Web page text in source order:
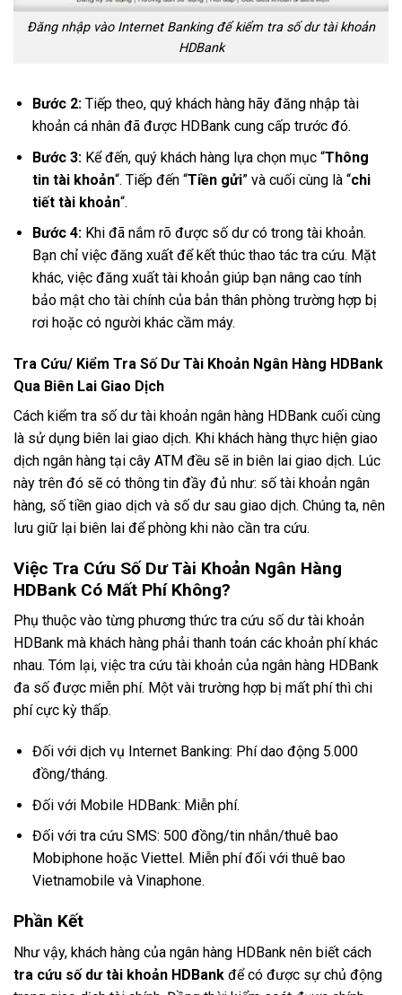
Đăng nhập vào Internet Banking để kiểm tra số dư tài khoản
HDBank
Bước 2:Tiếp theo, quý khách hàng hãy đăng nhập tài
khoản cá nhân đã được HDBank cung cấp trước đó.
Bước 3:Kể đến, quý khách hàng lựa chọn mục “Thông
tin tài khoản“. Tiếp đến “Tiền gửi” và cuối cùng là “chi
tiết tài khoản“.
Bước 4:Khi đã nắm rõ được số dư có trong tài khoản.
Bạn chỉ việc đăng xuất để kết thúc thao tác tra cứu. Mặt
khác, việc đăng xuất tài khoản giúp bạn nâng cao tính
bảo mật cho tài chính của bản thân phòng trường hợp bị
rơi hoặc có người khác cầm máy.
Tra Cứu/ Kiểm Tra Số Dư Tài Khoản Ngân Hàng HDBank
Qua Biên Lai Giao Dịch
Cách kiểm tra số dư tài khoản ngân hàng HDBank cuối cùng
là sử dụng biên lai giao dịch. Khi khách hàng thực hiện giao
dịch ngân hàng tại cây ATM đều sẽ in biên lai giao dịch. Lúc
này trên đó sẽ có thông tin đầy đủ như: số tài khoản ngân
hàng, số tiền giao dịch và số dư sau giao dịch. Chúng ta, nên
lưu giữ lại biên lai để phòng khi nào cần tra cứu.
Việc Tra Cứu Số Dư Tài Khoản Ngân Hàng
HDBank Có Mất Phí Không?
Phụ thuộc vào từng phương thức tra cứu số dư tài khoản
HDBank mà khách hàng phải thanh toán các khoản phí khác
nhau. Tóm lại, việc tra cứu tài khoản của ngân hàng HDBank
đa số được miễn phí. Một vài trường hợp bị mất phí thì chi
phí cực kỳ thấp.
Đối với dịch vụ Internet Banking: Phí dao động 5.000
đồng/tháng.
Đối với Mobile HDBank: Miễn phí.
Đối với tra cứu SMS: 500 đồng/tin nhắn/thuê bao
Mobiphone hoặc Viettel. Miễn phí đối với thuê bao
Vietnamobile và Vinaphone.
Phần Kết
Như vậy, khách hàng của ngân hàng HDBank nên biết cách
tra cứu số dư tài khoản HDBank để có được sự chủ động